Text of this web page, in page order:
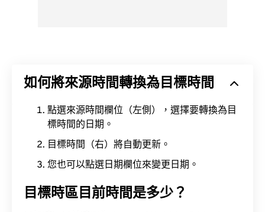
如何將來源時間轉換為目標時間
點選來源時間欄位（左側），選擇要轉換為目
標時間的日期。
目標時間（右）將自動更新。
您也可以點選日期欄位來變更日期。
目標時區目前時間是多少？